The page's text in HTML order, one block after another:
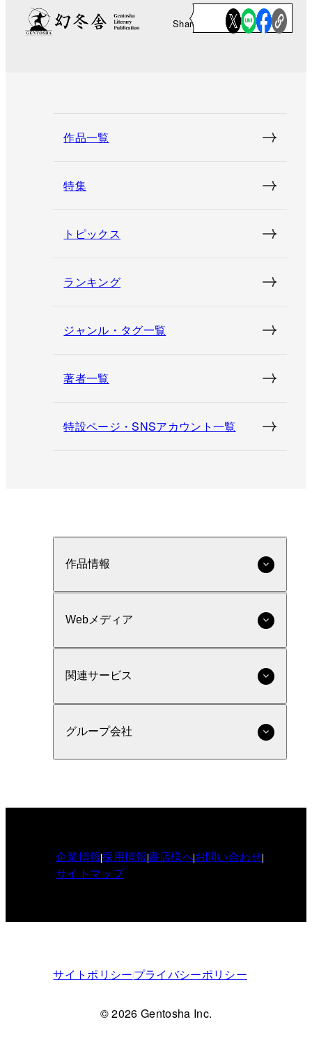
Share
作品一覧
特集
トピックス
ランキング
ジャンル・タグ一覧
著者一覧
特設ページ・SNSアカウント一覧
作品情報
Webメディア
関連サービス
グループ会社
企業情報採用情報書店様へお問い合わせ
サイトマップ
サイトポリシープライバシーポリシー
© 2026 Gentosha Inc.